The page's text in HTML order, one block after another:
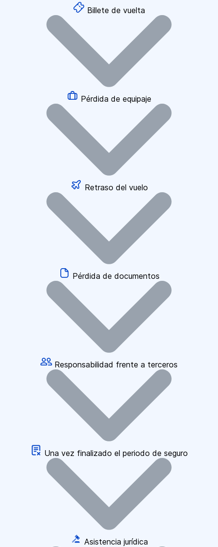
Billete de vuelta
Pérdida de equipaje
Retraso del vuelo
Pérdida de documentos
Responsabilidad frente a terceros
Una vez finalizado el periodo de seguro
Asistencia jurídica